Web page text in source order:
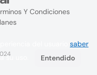
Y Condiciones
saber
su uso. Entendido